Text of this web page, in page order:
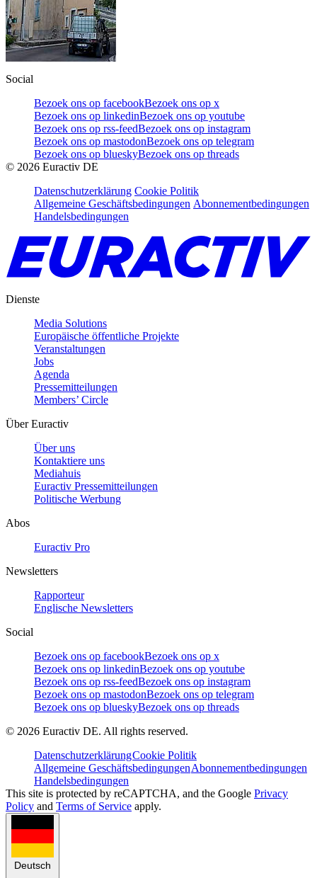
Social
Bezoek ons op facebookBezoek ons op x
Bezoek ons op linkedinBezoek ons op youtube
Bezoek ons op rss-feedBezoek ons op instagram
Bezoek ons op mastodonBezoek ons op telegram
Bezoek ons op blueskyBezoek ons op threads
© 2026 Euractiv DE
Datenschutzerklärung Cookie Politik
Allgemeine Geschäftsbedingungen Abonnementbedingungen
Handelsbedingungen
Dienste
Media Solutions
Europäische öffentliche Projekte
Veranstaltungen
Jobs
Agenda
Pressemitteilungen
Members’ Circle
Über Euractiv
Über uns
Kontaktiere uns
Mediahuis
Euractiv Pressemitteilungen
Politische Werbung
Abos
Euractiv Pro
Newsletters
Rapporteur
Englische Newsletters
Social
Bezoek ons op facebookBezoek ons op x
Bezoek ons op linkedinBezoek ons op youtube
Bezoek ons op rss-feedBezoek ons op instagram
Bezoek ons op mastodonBezoek ons op telegram
Bezoek ons op blueskyBezoek ons op threads
© 2026 Euractiv DE. All rights reserved.
DatenschutzerklärungCookie Politik
Allgemeine GeschäftsbedingungenAbonnementbedingungen
Handelsbedingungen
This site is protected by reCAPTCHA, and the Google Privacy
Policy and Terms of Service apply.
Deutsch